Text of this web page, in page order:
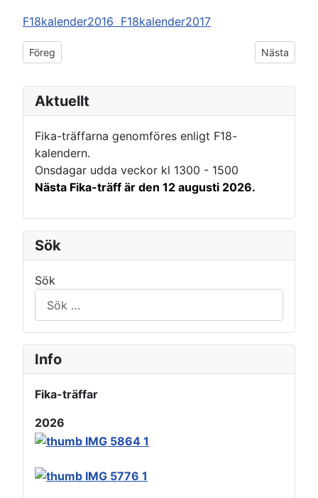
F18kalender2016 F18kalender2017
Föregående artikel: Kalender 2017
Föreg Nästa
Nästa
Aktuellt
Fika-träffarna genomföres enligt F18-
kalendern.
Onsdagar udda veckor kl 1300 - 1500
Nästa Fika-träff är den 12 augusti 2026.
Sök
Sök
Info
Fika-träffar
2026